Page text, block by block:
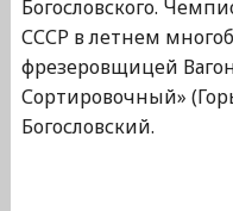
Богословского.
СССР в летнем
фрезеровщицей
Сортировочный»
Богословский.